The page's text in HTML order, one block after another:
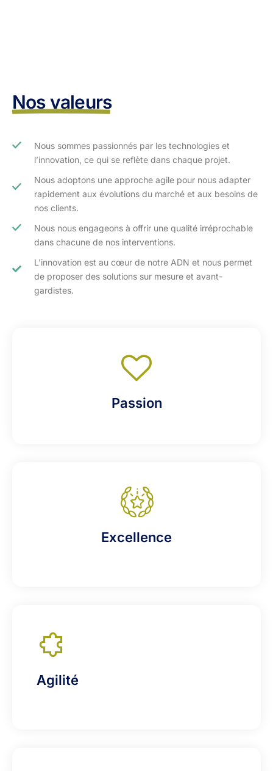
Nos valeurs
Nous sommes passionnés par les technologies et
l’innovation, ce qui se reflète dans chaque projet.
Nous adoptons une approche agile pour nous adapter
rapidement aux évolutions du marché et aux besoins de
nos clients.​
Nous nous engageons à offrir une qualité irréprochable
dans chacune de nos interventions.
L'innovation est au cœur de notre ADN et nous permet
de proposer des solutions sur mesure et avant-
gardistes.
Passion
Excellence
Agilité